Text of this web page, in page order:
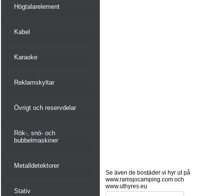
Högtalarelement
Kabel
Karaoke
Reklamskyltar
Övrigt och reservdelar
Rök-, snö- och
bubbelmaskiner
Metalldetektorer
Stativ
Se även de bostäder vi hyr ut på
www.ramsjocamping.com och
www.uthyres.eu